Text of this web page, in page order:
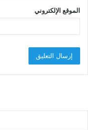
الموقع الإلكتروني